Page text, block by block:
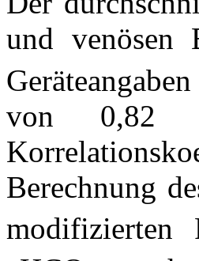
und venösen
von 0,82
Berechnung